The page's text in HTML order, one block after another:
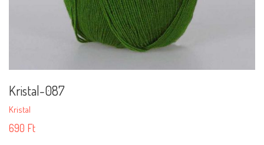
Kristal-087
Kristal
690 Ft